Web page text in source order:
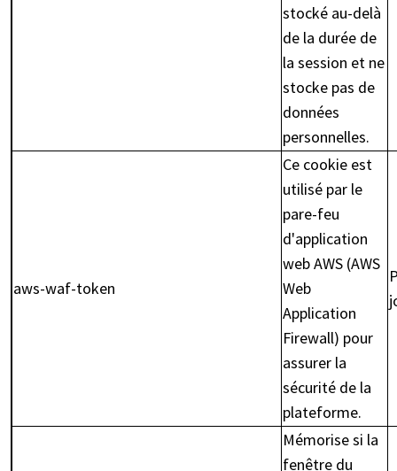
stocké au-delà
de la durée de
la session et ne
stocke pas de
données
personnelles.
aws-waf-token
Ce cookie est
utilisé par le
pare-feu
d'application
web AWS (AWS
Web
Application
Firewall) pour
assurer la
sécurité de la
plateforme.
Mémorise si la
fenêtre du